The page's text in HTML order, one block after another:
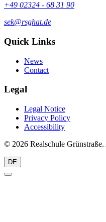
+49 02324 - 68 31 90
sek@rsghat.de
Quick Links
News
Contact
Legal
Legal Notice
Privacy Policy
Accessibility
© 2026 Realschule
DE